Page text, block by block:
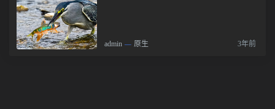
admin — 原生 3年前